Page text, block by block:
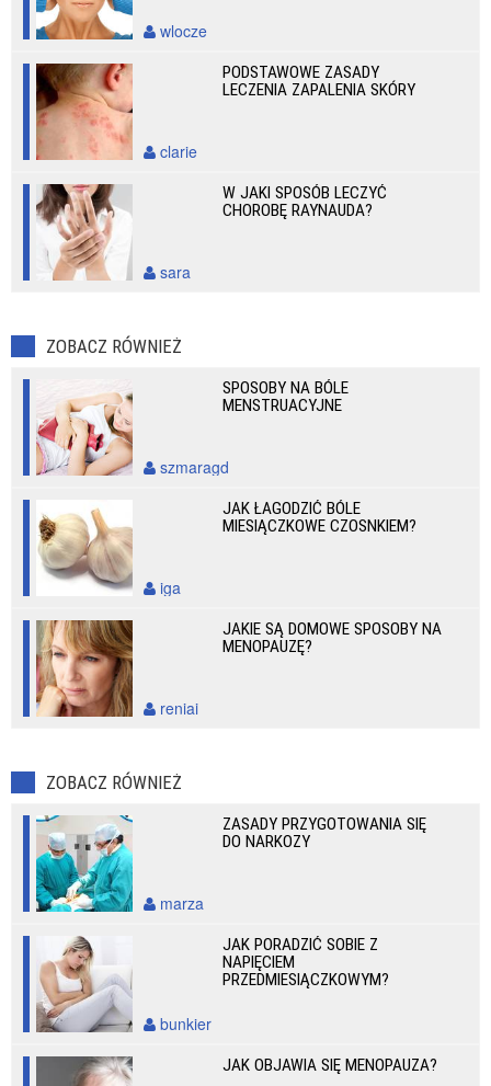
wlocze
PODSTAWOWE ZASADY
LECZENIA ZAPALENIA SKÓRY
clarie
W JAKI SPOSÓB LECZYĆ
CHOROBĘ RAYNAUDA?
sara
ZOBACZ RÓWNIEŻ
SPOSOBY NA BÓLE
MENSTRUACYJNE
szmaragd
JAK ŁAGODZIĆ BÓLE
MIESIĄCZKOWE CZOSNKIEM?
iga
JAKIE SĄ DOMOWE SPOSOBY NA
MENOPAUZĘ?
reniai
ZOBACZ RÓWNIEŻ
ZASADY PRZYGOTOWANIA SIĘ
DO NARKOZY
marza
JAK PORADZIĆ SOBIE Z
NAPIĘCIEM
PRZEDMIESIĄCZKOWYM?
bunkier
JAK OBJAWIA SIĘ MENOPAUZA?